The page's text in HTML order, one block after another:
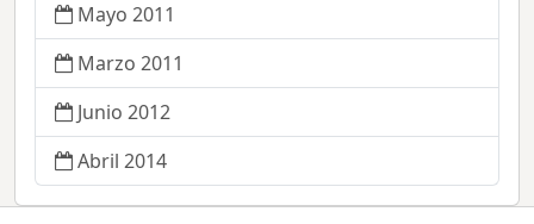
Mayo 2011
Marzo 2011
Junio 2012
Abril 2014